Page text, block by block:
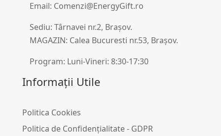
Email: Comenzi@EnergyGift.ro
Sediu: Târnavei nr.2, Brașov.
MAGAZIN: Calea Bucuresti nr.53, Brașov.
Program: Luni-Vineri: 8:30-17:30
Informații Utile
Politica Cookies
Politica de Confidențialitate - GDPR